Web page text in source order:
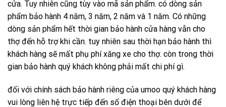
cửa. Tuy nhiên cũng tùy vào mã sản phẩm. có dòng sản
phẩm bảo hành 4 năm, 3 năm, 2 năm và 1 năm. Có những
dòng sản phẩm hết thời gian bảo hành cửa hàng vẫn cho
thợ đến hỗ trợ khi cần. tuy nhiên sau thời hạn bảo hành thì
khách hàng sẽ mất phụ phí xăng xe cho thợ. còn trong thời
gian bảo hành quý khách không phải mất chi phí gì.
đối với chính sách bảo hành riêng của umoo quý khách hàng
vui lòng liên hệ trực tiếp đến số điện thoại bên dưới để